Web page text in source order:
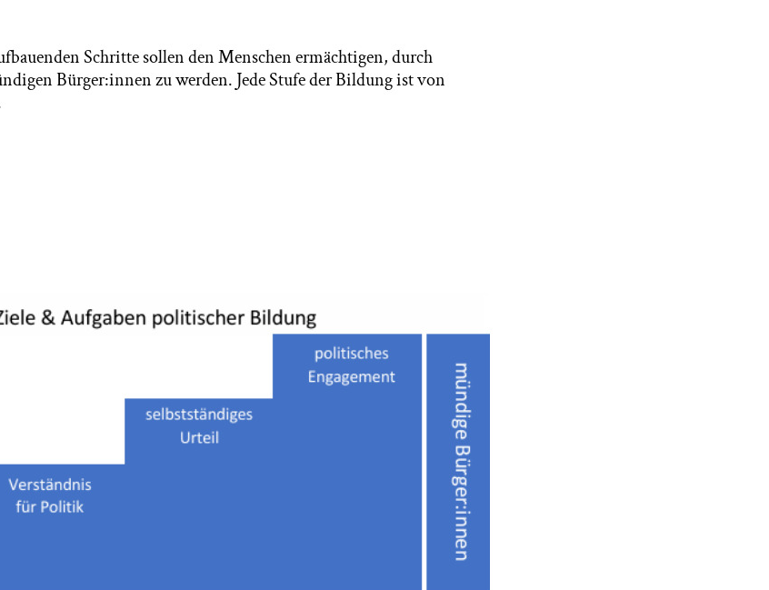
Schritte sollen den Menschen ermächtigen, durch
Bürger:innen zu werden. Jede Stufe der Bildung ist von